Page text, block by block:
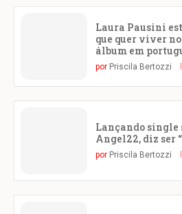
Laura Pausini
que quer viver
álbum em
por Priscila Bertozzi
Lançando single
Angel22, diz ser
por Priscila Bertozzi